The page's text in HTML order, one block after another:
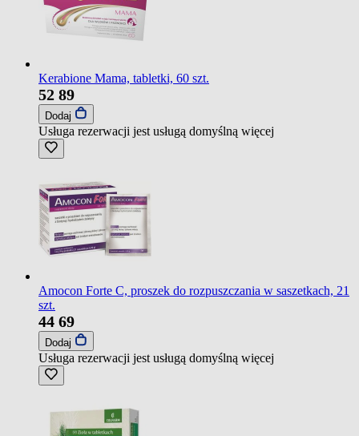
Kerabione Mama, tabletki, 60 szt.
52 89
Dodaj
Usługa rezerwacji jest usługą domyślną więcej
Amocon Forte C, proszek do rozpuszczania w saszetkach, 21
szt.
44 69
Dodaj
Usługa rezerwacji jest usługą domyślną więcej